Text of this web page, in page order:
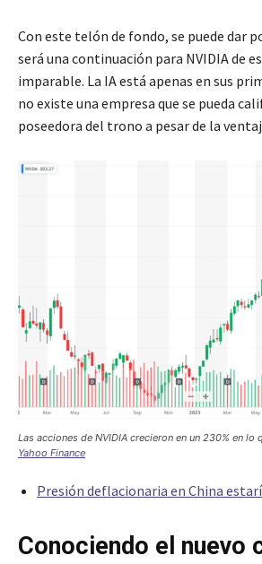
Con este telón de fondo, se puede dar
será una continuación para NVIDIA de
imparable. La IA está apenas en sus
no existe una empresa que se pueda
poseedora del trono a pesar de la
Las acciones de NVIDIA crecieron en un 230% en lo
Yahoo Finance
Presión deflacionaria en China
Conociendo el nuevo